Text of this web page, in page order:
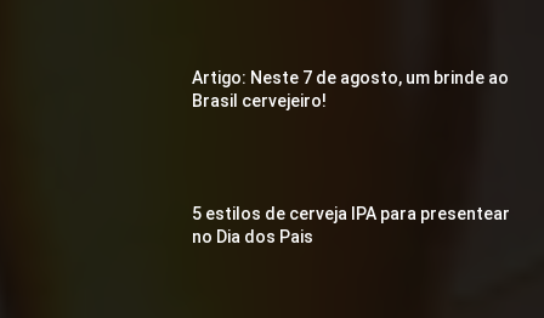
Artigo: Neste 7 de agosto, um brinde ao
Brasil cervejeiro!
5 estilos de cerveja IPA para presentear
no Dia dos Pais